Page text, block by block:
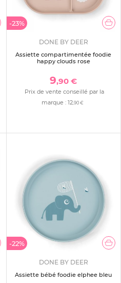
-23%
DONE BY DEER
Assiette compartimentée foodie
happy clouds rose
9,90 €
Prix de vente conseillé par la
marque : 12,90 €
-22%
DONE BY DEER
Assiette bébé foodie elphee bleu